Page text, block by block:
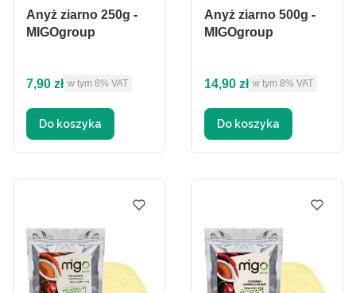
Anyż ziarno 250g -
MIGOgroup
Cena brutto
7,90 zł w tym %s VAT
w tym 8% VAT
Do koszyka
Anyż ziarno 500g -
MIGOgroup
Cena brutto
14,90 zł w tym %s VAT
w tym 8% VAT
Do koszyka